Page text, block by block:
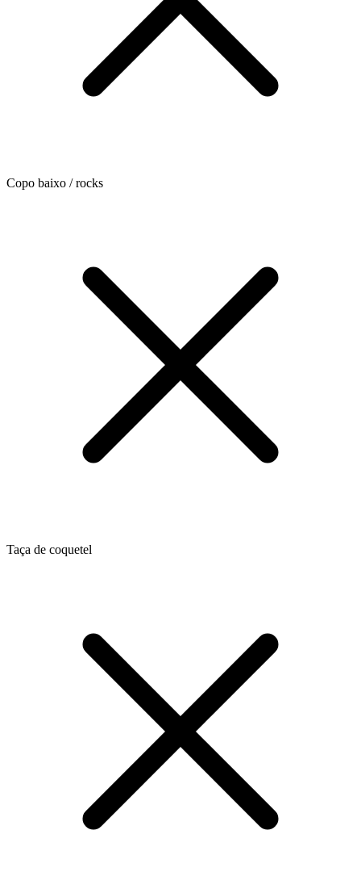
Copo baixo / rocks
Taça de coquetel